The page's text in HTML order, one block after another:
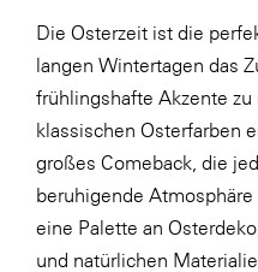
ikp
Johnson & Johnson
JELD-WEN DANA
kosaplaner
LAT Nitrogen
Libro
Die Osterzeit ist die
langen Wintertagen das
frühlingshafte Akzente zu
klassischen Osterfarben
großes Comeback, die
beruhigende
eine Palette an
und natürlichen